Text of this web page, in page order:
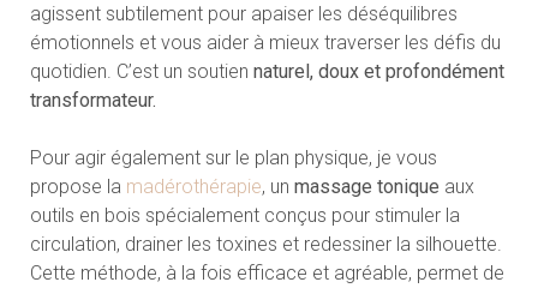
agissent subtilement pour apaiser les déséquilibres
émotionnels et vous aider à mieux traverser les défis du
quotidien. C’est un soutien naturel, doux et profondément
transformateur.
Pour agir également sur le plan physique, je vous
propose la madérothérapie, un massage tonique aux
outils en bois spécialement conçus pour stimuler la
circulation, drainer les toxines et redessiner la silhouette.
Cette méthode, à la fois efficace et agréable, permet de